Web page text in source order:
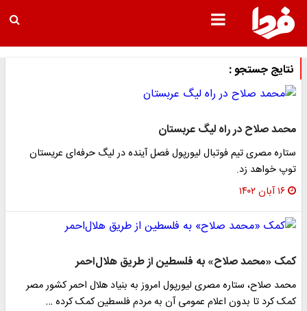
نتایج جستجو :
محمد صلاح در راه لیگ عربستان
ستاره مصری تیم فوتبال لیورپول فصل آینده در لیگ حرفه‌ای عریستان
توپ خواهد زد.
۱۶ آبان ۱۴۰۲
کمک «محمد صلاح» به فلسطین از طریق هلال‌احمر
محمد صلاح، ستاره مصری لیورپول امروز به بنیاد هلال احمر کشور مصر
کمک کرد تا بدون اعلام عمومی آن به مردم فلسطین کمک کرده …